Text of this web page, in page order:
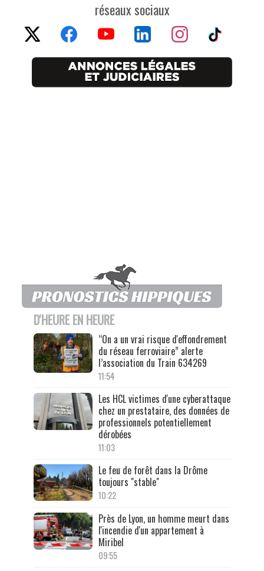
réseaux sociaux
D'HEURE EN HEURE
“On a un vrai risque d'effondrement
du réseau ferroviaire” alerte
l’association du Train 634269
11:54
Les HCL victimes d'une cyberattaque
chez un prestataire, des données de
professionnels potentiellement
dérobées
11:03
Le feu de forêt dans la Drôme
toujours "stable"
10:22
Près de Lyon, un homme meurt dans
l'incendie d'un appartement à
Miribel
09:55